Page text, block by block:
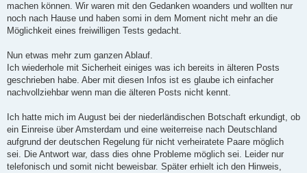
machen können. Wir waren mit den Gedanken woanders und wollten nur
noch nach Hause und haben somi in dem Moment nicht mehr an die
Möglichkeit eines freiwilligen Tests gedacht.
Nun etwas mehr zum ganzen Ablauf.
Ich wiederhole mit Sicherheit einiges was ich bereits in älteren Posts
geschrieben habe. Aber mit diesen Infos ist es glaube ich einfacher
nachvollziehbar wenn man die älteren Posts nicht kennt.
Ich hatte mich im August bei der niederländischen Botschaft erkundigt, ob
ein Einreise über Amsterdam und eine weiterreise nach Deutschland
aufgrund der deutschen Regelung für nicht verheiratete Paare möglich
sei. Die Antwort war, dass dies ohne Probleme möglich sei. Leider nur
telefonisch und somit nicht beweisbar. Später erhielt ich den Hinweis,